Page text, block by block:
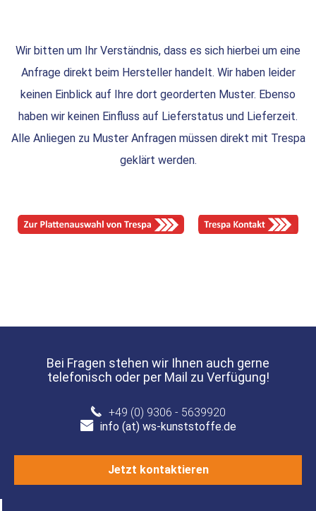
Wir bitten um Ihr Verständnis, dass es sich hierbei um eine
Anfrage direkt beim Hersteller handelt. Wir haben leider
keinen Einblick auf Ihre dort georderten Muster. Ebenso
haben wir keinen Einfluss auf Lieferstatus und Lieferzeit.
Alle Anliegen zu Muster Anfragen müssen direkt mit Trespa
geklärt werden.
Bei Fragen stehen wir Ihnen auch gerne
telefonisch oder per Mail zu Verfügung!
+49 (0) 9306 - 5639920
info (at) ws-kunststoffe.de
Jetzt kontaktieren